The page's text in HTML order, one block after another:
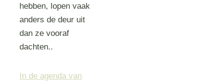
hebben, lopen vaak
anders de deur uit
dan ze vooraf
dachten..
In de agenda van